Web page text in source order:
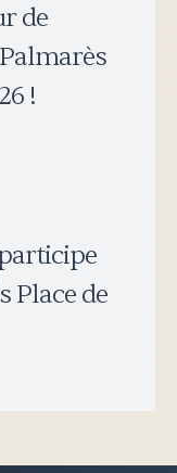
de
!
Place de